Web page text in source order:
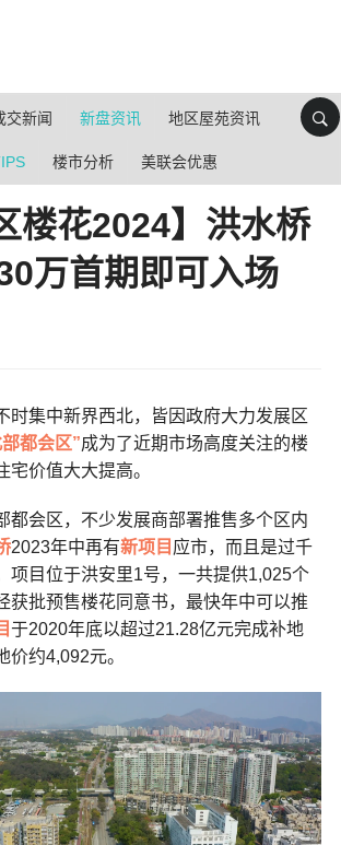
交新闻 新盘资讯 地区屋苑资讯
楼市分析 美联会优惠
楼花2024】洪水桥
万首期即可入场
时集中新界西北，皆因政府大力发展区
都会区”成为了近期市场高度关注的楼
宅价值大大提高。
都会区，不少发展商部署推售多个区内
2023年中再有新项目 应市，而且是过千
项目位于洪安里1号，一共提供1,025个
获批预售楼花同意书，最快年中可以推
于2020年底以超过21.28亿元完成补地
价约4,092元。